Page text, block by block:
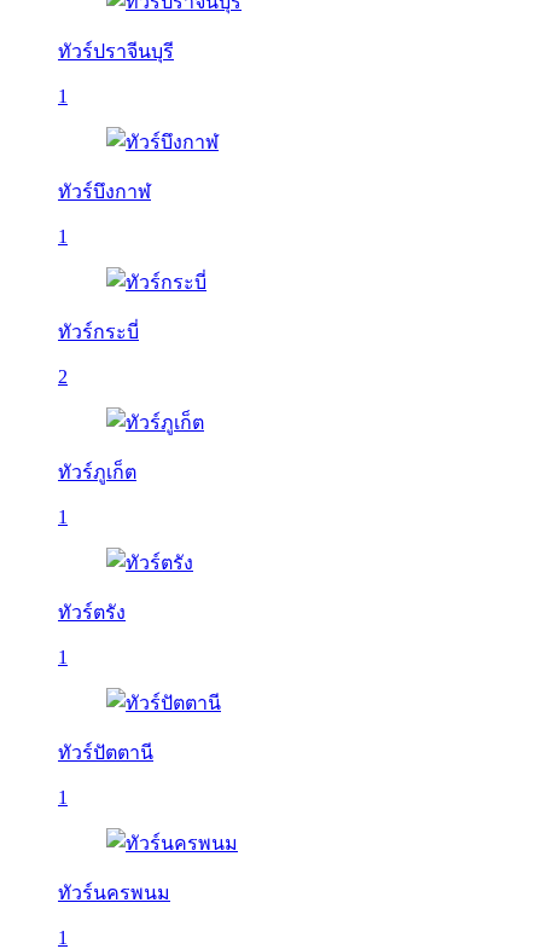
ทัวร์ปราจีนบุรี
1
ทัวร์บึงกาฬ
1
ทัวร์กระบี่
2
ทัวร์ภูเก็ต
1
ทัวร์ตรัง
1
ทัวร์ปัตตานี
1
ทัวร์นครพนม
1